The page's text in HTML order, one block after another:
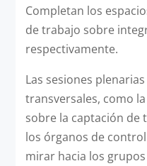
Completan los
de trabajo sobre
respectivamente.
Las sesiones
transversales, como
sobre la captación
los órganos de
mirar hacia los